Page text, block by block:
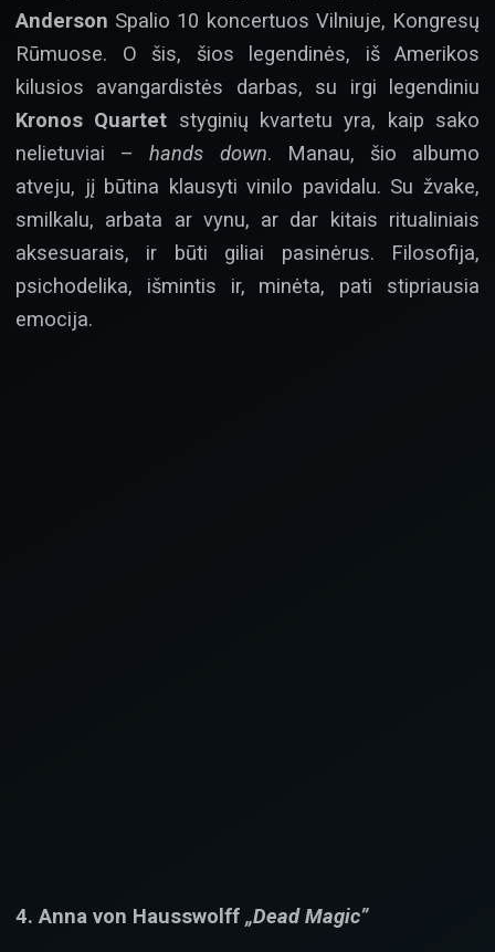
Anderson Spalio 10 koncertuos Vilniuje, Kongresų
Rūmuose. O šis, šios legendinės, iš Amerikos
kilusios avangardistės darbas, su irgi legendiniu
Kronos Quartet styginių kvartetu yra, kaip sako
nelietuviai –hands down. Manau, šio albumo
atveju, jį būtina klausyti vinilo pavidalu. Su žvake,
smilkalu, arbata ar vynu, ar dar kitais ritualiniais
aksesuarais, ir būti giliai pasinėrus. Filosofija,
psichodelika, išmintis ir, minėta, pati stipriausia
emocija.
4. Anna von Hausswolff „Dead Magic”